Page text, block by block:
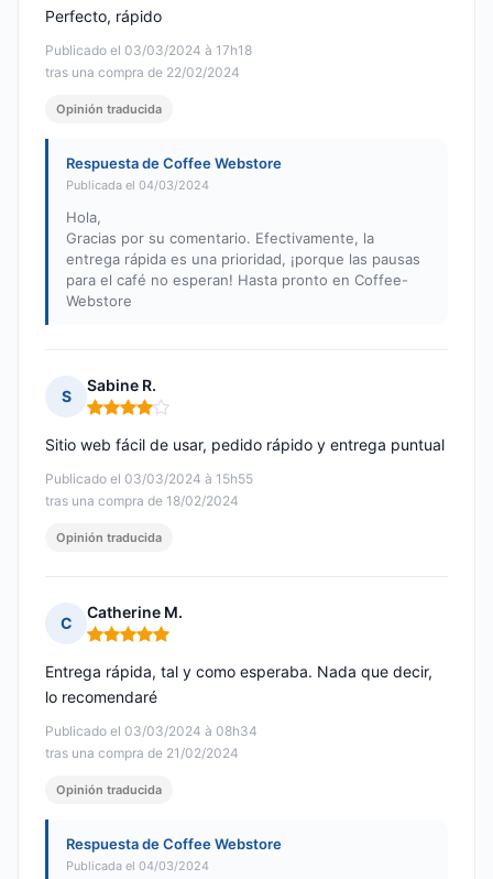
Publicado el 03/03/2024 à 17h18
tras una compra de 22/02/2024
Perfecto, rápido
Opinión traducida
Respuesta de Coffee Webstore
Publicada el 04/03/2024
Hola,
Gracias por su comentario. Efectivamente, la
entrega rápida es una prioridad, ¡porque las pausas
para el café no esperan! Hasta pronto en Coffee-
Webstore
S
Sabine R.
Nota: 4 de 5
Publicado el 03/03/2024 à 15h55
tras una compra de 18/02/2024
Sitio web fácil de usar, pedido rápido y entrega puntual
Opinión traducida
C
Catherine M.
Nota: 5 de 5
Publicado el 03/03/2024 à 08h34
tras una compra de 21/02/2024
Entrega rápida, tal y como esperaba. Nada que decir,
lo recomendaré
Opinión traducida
Respuesta de Coffee Webstore
Publicada el 04/03/2024